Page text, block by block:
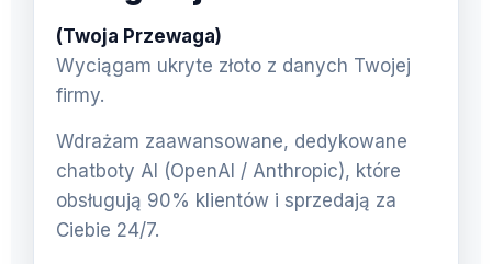
(Twoja Przewaga)
Wyciągam ukryte złoto z danych Twojej
firmy.
Wdrażam zaawansowane, dedykowane
chatboty AI (OpenAI / Anthropic), które
obsługują 90% klientów i sprzedają za
Ciebie 24/7.